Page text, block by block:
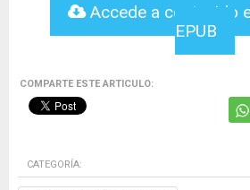
Accede a contenido
EPUB
COMPARTE ESTE ARTICULO:
CATEGORÍA: